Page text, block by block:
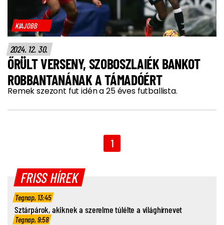
KIAJOBB
2024. 12. 30.
ŐRÜLT VERSENY, SZOBOSZLAIÉK BANKOT
ROBBANTANÁNAK A TÁMADÓÉRT
Remek szezont fut idén a 25 éves futballista.
1
FRISS HÍREK
Tegnap, 13:45
Sztárpárok, akiknek a szerelme túlélte a világhírnevet
Tegnap, 9:58